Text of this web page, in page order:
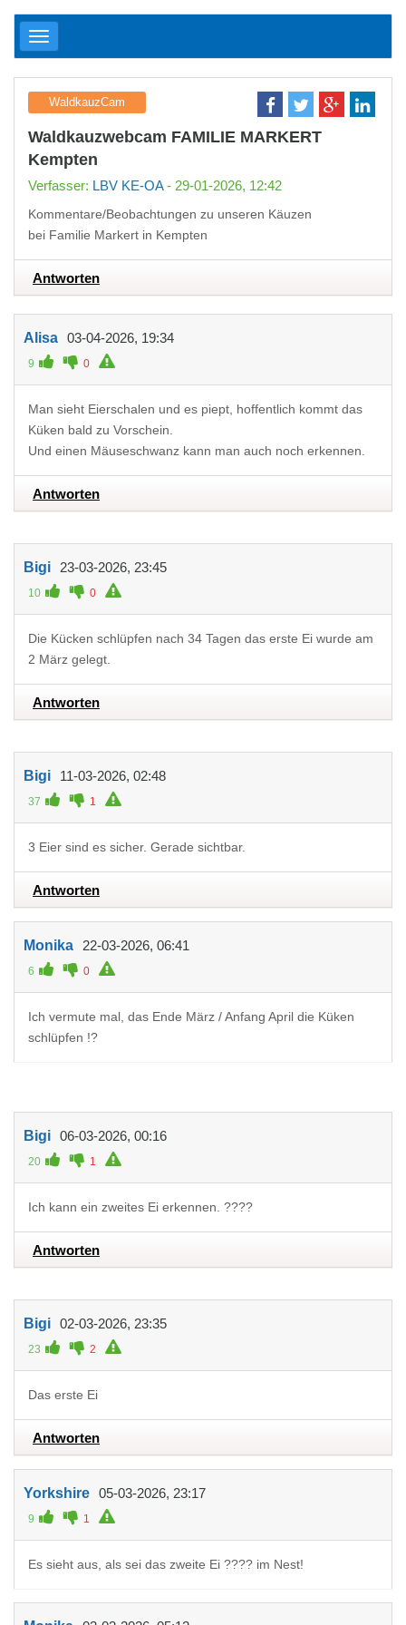
WaldkauzCam
Waldkauzwebcam FAMILIE MARKERT
Kempten
Verfasser: LBV KE-OA- 29-01-2026, 12:42
Kommentare/Beobachtungen zu unseren Käuzen
bei Familie Markert in Kempten
Antworten
Alisa 03-04-2026, 19:34
9 0
Man sieht Eierschalen und es piept, hoffentlich kommt das
Küken bald zu Vorschein.
Und einen Mäuseschwanz kann man auch noch erkennen.
Antworten
Bigi 23-03-2026, 23:45
10 0
Die Kücken schlüpfen nach 34 Tagen das erste Ei wurde am
2 März gelegt.
Antworten
Bigi 11-03-2026, 02:48
37 1
3 Eier sind es sicher. Gerade sichtbar.
Antworten
Monika 22-03-2026, 06:41
6 0
Ich vermute mal, das Ende März / Anfang April die Küken
schlüpfen !?
Bigi 06-03-2026, 00:16
20 1
Ich kann ein zweites Ei erkennen. ????
Antworten
Bigi 02-03-2026, 23:35
23 2
Das erste Ei
Antworten
Yorkshire 05-03-2026, 23:17
9 1
Es sieht aus, als sei das zweite Ei ???? im Nest!